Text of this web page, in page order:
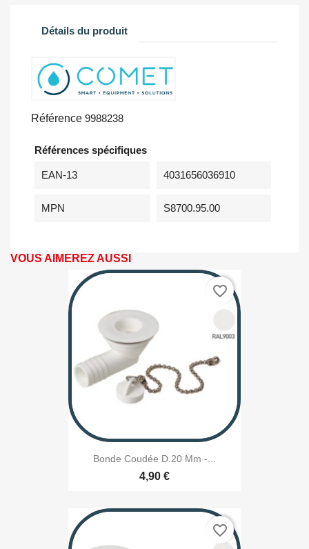
Détails du produit
Référence 9988238
Références spécifiques
EAN-13 4031656036910
MPN S8700.95.00
VOUS AIMEREZ AUSSI
Bonde Coudée D.20 Mm -...
4,90 €
favorite_border
favorite_border